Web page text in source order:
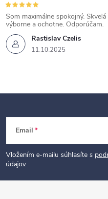
Rastislav Czelis
11.10.2025
Som maximálne spokojný.
výborne a ochotne. Odporúčam.
t
Email
Vložením e-mailu súhlasíte s
údajov